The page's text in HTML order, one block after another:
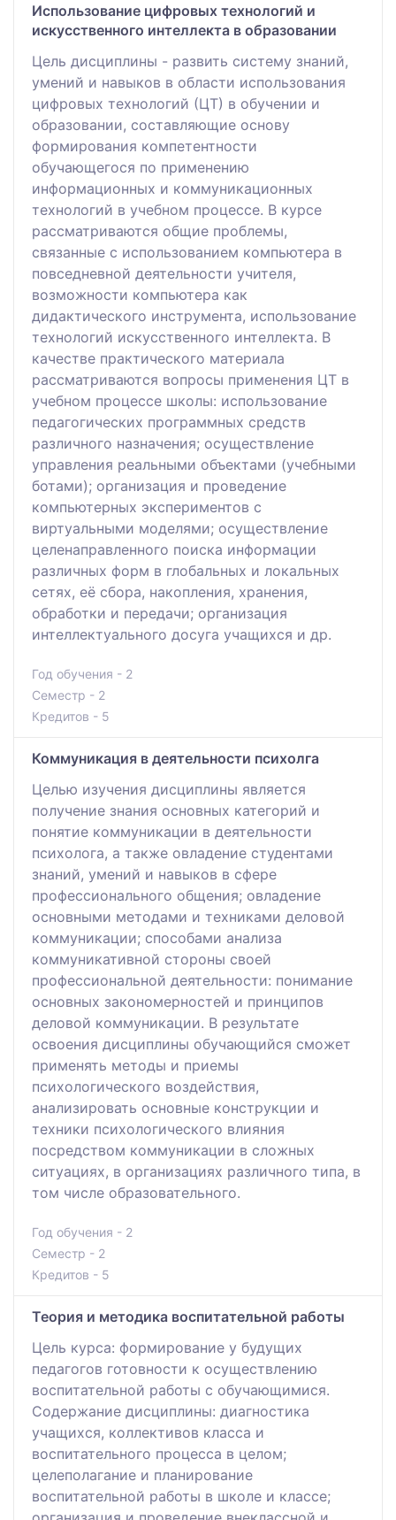
Использование цифровых технологий и
искусственного интеллекта в образовании
Цель дисциплины - развить систему знаний,
умений и навыков в области использования
цифровых технологий (ЦТ) в обучении и
образовании, составляющие основу
формирования компетентности
обучающегося по применению
информационных и коммуникационных
технологий в учебном процессе. В курсе
рассматриваются общие проблемы,
связанные с использованием компьютера в
повседневной деятельности учителя,
возможности компьютера как
дидактического инструмента, использование
технологий искусственного интеллекта. В
качестве практического материала
рассматриваются вопросы применения ЦТ в
учебном процессе школы: использование
педагогических программных средств
различного назначения; осуществление
управления реальными объектами (учебными
ботами); организация и проведение
компьютерных экспериментов с
виртуальными моделями; осуществление
целенаправленного поиска информации
различных форм в глобальных и локальных
сетях, её сбора, накопления, хранения,
обработки и передачи; организация
интеллектуального досуга учащихся и др.
Год обучения - 2
Семестр - 2
Кредитов - 5
Коммуникация в деятельности психолга
Целью изучения дисциплины является
получение знания основных категорий и
понятие коммуникации в деятельности
психолога, а также овладение студентами
знаний, умений и навыков в сфере
профессионального общения; овладение
основными методами и техниками деловой
коммуникации; способами анализа
коммуникативной стороны своей
профессиональной деятельности: понимание
основных закономерностей и принципов
деловой коммуникации. В результате
освоения дисциплины обучающийся сможет
применять методы и приемы
психологического воздействия,
анализировать основные конструкции и
техники психологического влияния
посредством коммуникации в сложных
ситуациях, в организациях различного типа, в
том числе образовательного.
Год обучения - 2
Семестр - 2
Кредитов - 5
Теория и методика воспитательной работы
Цель курса: формирование у будущих
педагогов готовности к осуществлению
воспитательной работы с обучающимися.
Содержание дисциплины: диагностика
учащихся, коллективов класса и
воспитательного процесса в целом;
целеполагание и планирование
воспитательной работы в школе и классе;